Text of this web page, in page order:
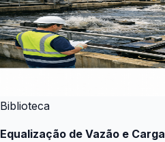
Biblioteca
Equalização de Vazão e Carga